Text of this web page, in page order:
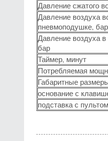
Давление сжатого
Давление воздуха
пневмоподушке, бар
Давление воздуха
бар
Таймер, минут
Потребляемая
Габаритные
основание с
подставка с пультом